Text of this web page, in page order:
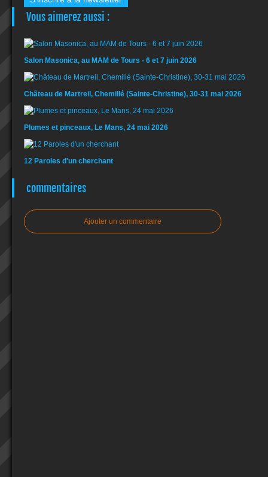
Vous aimerez aussi :
Salon Masonica, au MAM de Tours - 6 et 7 juin 2026
Château de Martreil, Chemillé (Sainte-Christine), 30-31 mai 2026
Plumes et pinceaux, Le Mans, 24 mai 2026
12 Paroles d'un cherchant
commentaires
Ajouter un commentaire